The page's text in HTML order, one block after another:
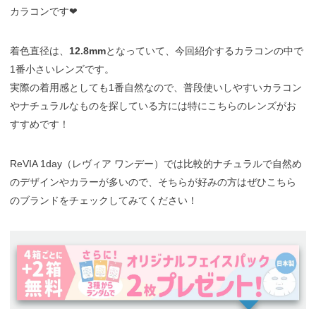
カラコンです❤︎
着色直径は、12.8mmとなっていて、今回紹介するカラコンの中で
1番小さいレンズです。
実際の着用感としても1番自然なので、普段使いしやすいカラコン
やナチュラルなものを探している方には特にこちらのレンズがお
すすめです！
ReVIA 1day（レヴィア ワンデー）では比較的ナチュラルで自然め
のデザインやカラーが多いので、そちらが好みの方はぜひこちら
のブランドをチェックしてみてください！